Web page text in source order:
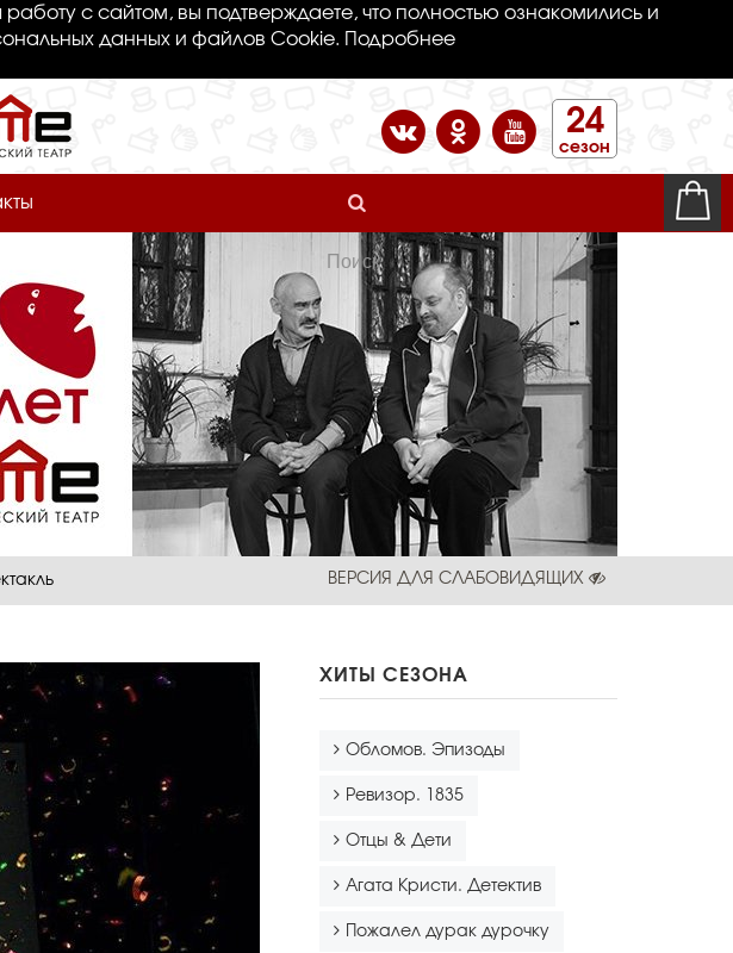
с сайтом, вы подтверждаете, что полностью ознакомились и
данных и файлов Cookie. Подробнее
24
сезон
ВЕРСИЯ ДЛЯ СЛАБОВИДЯЩИХ
ХИТЫ СЕЗОНА
Обломов. Эпизоды
Ревизор. 1835
Отцы & Дети
Агата Кристи. Детектив
Пожалел дурак дурочку